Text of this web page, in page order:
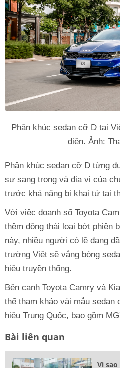
Phân khúc sedan cỡ D tại
diện. Ảnh:
Phân khúc sedan cỡ D từng
sự sang trọng và địa vị của
trước khả năng bị khai tử tại
Với việc doanh số Toyota
thêm động thái loại bớt phiên
này, nhiều người có lẽ đang
trường Việt sẽ vắng bóng
hiệu truyền thống.
Bên cạnh Toyota Camry và
thể tham khảo vài mẫu
hiệu Trung Quốc, bao gồm
Bài liên quan
Vì